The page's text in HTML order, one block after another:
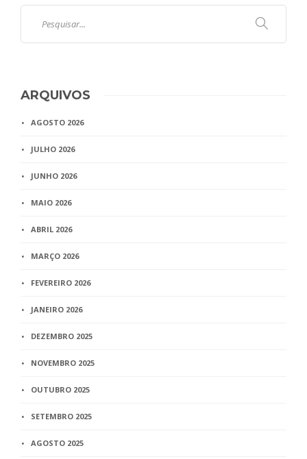
ARQUIVOS
AGOSTO 2026
JULHO 2026
JUNHO 2026
MAIO 2026
ABRIL 2026
MARÇO 2026
FEVEREIRO 2026
JANEIRO 2026
DEZEMBRO 2025
NOVEMBRO 2025
OUTUBRO 2025
SETEMBRO 2025
AGOSTO 2025